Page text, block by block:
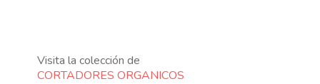
Visita la colección de
CORTADORES ORGANICOS